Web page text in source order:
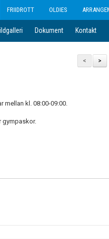
FRIIDROTT OLDIES
Dokument Kontakt
>
<
mellan kl. 08:00-09:00.
gympaskor.